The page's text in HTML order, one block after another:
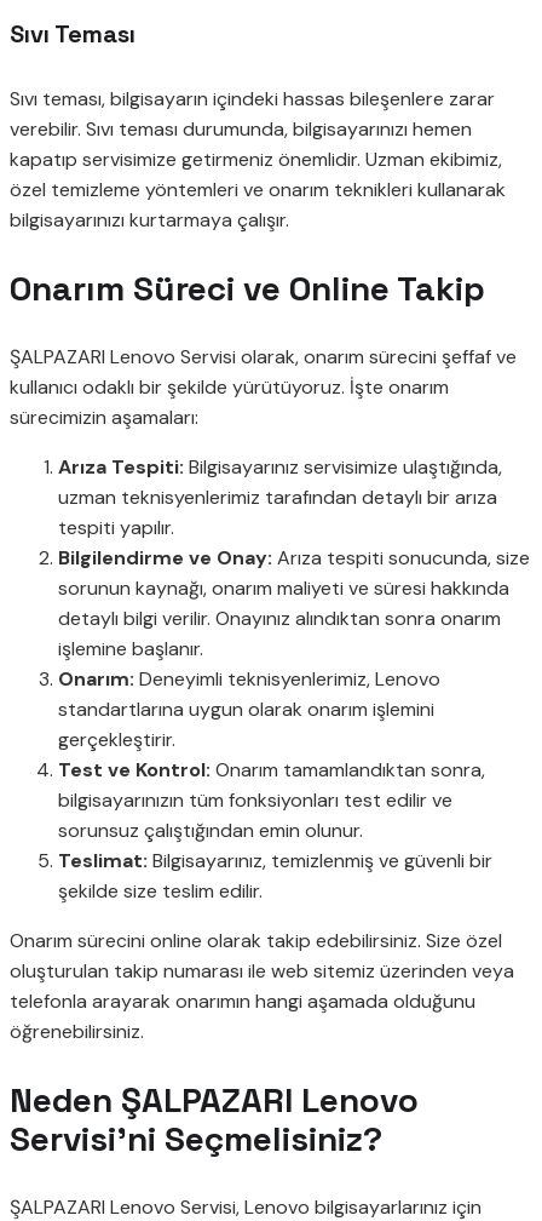
Sıvı Teması
Sıvı teması, bilgisayarın içindeki hassas bileşenlere zarar
verebilir. Sıvı teması durumunda, bilgisayarınızı hemen
kapatıp servisimize getirmeniz önemlidir. Uzman ekibimiz,
özel temizleme yöntemleri ve onarım teknikleri kullanarak
bilgisayarınızı kurtarmaya çalışır.
Onarım Süreci ve Online Takip
ŞALPAZARI Lenovo Servisi olarak, onarım sürecini şeffaf ve
kullanıcı odaklı bir şekilde yürütüyoruz. İşte onarım
sürecimizin aşamaları:
Arıza Tespiti: Bilgisayarınız servisimize ulaştığında,
uzman teknisyenlerimiz tarafından detaylı bir arıza
tespiti yapılır.
Bilgilendirme ve Onay: Arıza tespiti sonucunda, size
sorunun kaynağı, onarım maliyeti ve süresi hakkında
detaylı bilgi verilir. Onayınız alındıktan sonra onarım
işlemine başlanır.
Onarım: Deneyimli teknisyenlerimiz, Lenovo
standartlarına uygun olarak onarım işlemini
gerçekleştirir.
Test ve Kontrol: Onarım tamamlandıktan sonra,
bilgisayarınızın tüm fonksiyonları test edilir ve
sorunsuz çalıştığından emin olunur.
Teslimat: Bilgisayarınız, temizlenmiş ve güvenli bir
şekilde size teslim edilir.
Onarım sürecini online olarak takip edebilirsiniz. Size özel
oluşturulan takip numarası ile web sitemiz üzerinden veya
telefonla arayarak onarımın hangi aşamada olduğunu
öğrenebilirsiniz.
Neden ŞALPAZARI Lenovo
Servisi’ni Seçmelisiniz?
ŞALPAZARI Lenovo Servisi, Lenovo bilgisayarlarınız için